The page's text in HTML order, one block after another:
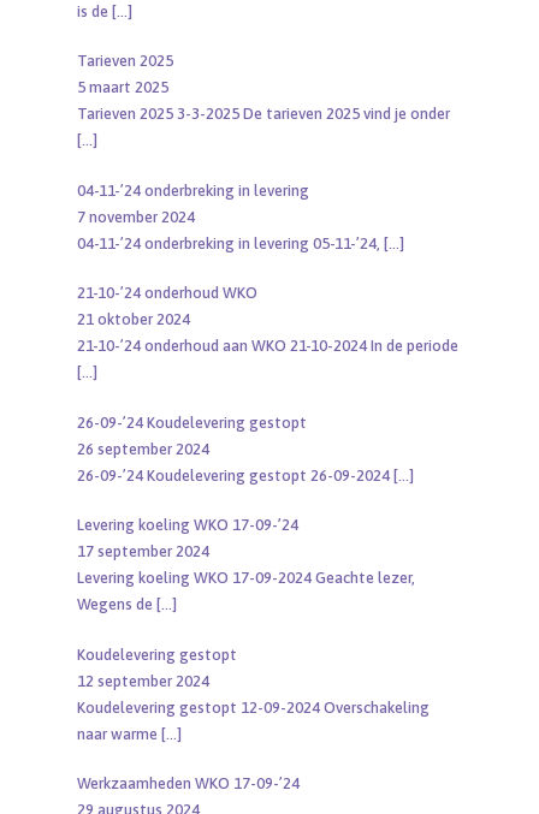
is de […]
Tarieven 2025
5 maart 2025
Tarieven 2025 3-3-2025 De tarieven 2025 vind je onder
[…]
04-11-’24 onderbreking in levering
7 november 2024
04-11-’24 onderbreking in levering 05-11-’24, […]
21-10-’24 onderhoud WKO
21 oktober 2024
21-10-’24 onderhoud aan WKO 21-10-2024 In de periode
[…]
26-09-’24 Koudelevering gestopt
26 september 2024
26-09-’24 Koudelevering gestopt 26-09-2024[…]
Levering koeling WKO 17-09-’24
17 september 2024
Levering koeling WKO 17-09-2024 Geachte lezer,
Wegens de […]
Koudelevering gestopt
12 september 2024
Koudelevering gestopt 12-09-2024 Overschakeling
naar warme […]
Werkzaamheden WKO 17-09-’24
29 augustus 2024